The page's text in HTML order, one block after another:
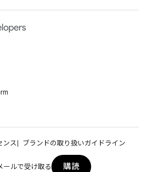
ンス
ブランドの取り扱いガイドライン
ールで受け取る
購読